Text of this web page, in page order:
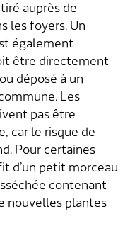
auprès de
les foyers. Un
également
être directement
déposé à un
Les
pas être
car le risque de
Pour certaines
d’un petit morceau
contenant
nouvelles plantes